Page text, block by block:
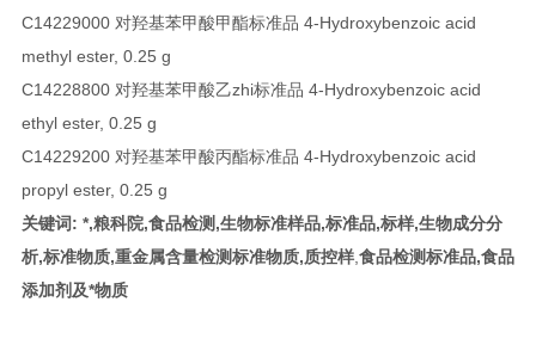
C14229000 对羟基苯甲酸甲酯标准品 4-Hydroxybenzoic acid
methyl ester, 0.25 g
C14228800 对羟基苯甲酸乙zhi标准品 4-Hydroxybenzoic acid
ethyl ester, 0.25 g
C14229200 对羟基苯甲酸丙酯标准品 4-Hydroxybenzoic acid
propyl ester, 0.25 g
关键词: *,粮科院,食品检测,生物标准样品,标准品,标样,生物成分分
析,标准物质,重金属含量检测标准物质,质控样, 食品检测标准品,食品
添加剂及*物质